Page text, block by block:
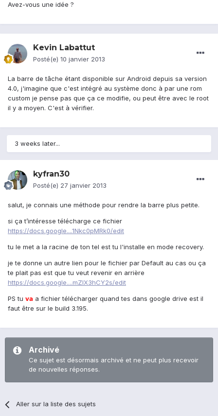
Avez-vous une idée ?
Kevin Labattut
Posté(e) 10 janvier 2013
La barre de tâche étant disponible sur Android depuis sa version
4.0, j'imagine que c'est intégré au système donc à par une rom
custom je pense pas que ça ce modifie, ou peut être avec le root
il y a moyen. C'est à vérifier.
3 weeks later...
kyfran30
Posté(e) 27 janvier 2013
salut, je connais une méthode pour rendre la barre plus petite.
si ça t’intéresse télécharge ce fichier
https://docs.google....1Nkc0pMRk0/edit
tu le met a la racine de ton tel est tu l'installe en mode recovery.
je te donne un autre lien pour le fichier par Default au cas ou ça
te plait pas est que tu veut revenir en arrière
https://docs.google....mZlX3hCY2s/edit
PS tu va a fichier télécharger quand tes dans google drive est il
faut être sur le build 3.195.
Archivé
Ce sujet est désormais archivé et ne peut plus recevoir
de nouvelles réponses.
Aller sur la liste des sujets